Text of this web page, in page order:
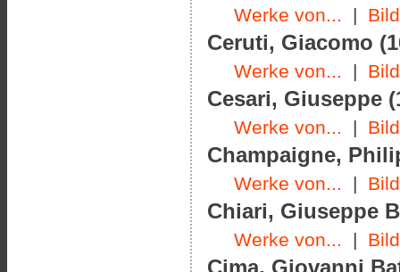
Werke von... |
Ceruti, Giacomo
Werke von... |
Cesari, Giuseppe
Werke von... |
Champaigne,
Werke von... |
Chiari, Giuseppe
Werke von... |
Cima, Giovanni